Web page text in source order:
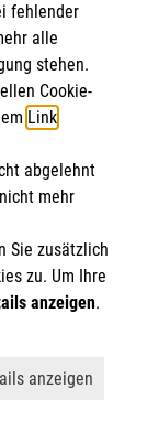
lässt
oder die
bei
oder in
vom
dem
und
an die
fehlender
alle
stehen.
Cookie-
Link.
abgelehnt
mehr
Sie zusätzlich
zu. Um Ihre
anzeigen.
ab
anzeigen